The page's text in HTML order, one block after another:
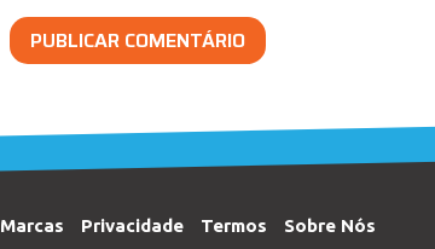
Marcas Privacidade Termos Sobre Nós